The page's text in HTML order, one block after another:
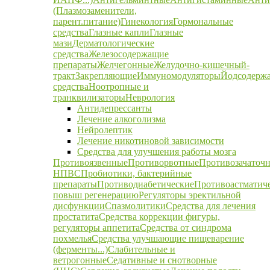
(Плазмозаменители,
парент.питание)ГинекологияГормональные
средстваГлазные каплиГлазные
мазиДерматологические
средстваЖелезосодержащие
препаратыЖелчегонныеЖелудочно-кишечный-
трактЗакрепляющиеИммуномодуляторы
средстваНоотропные и
транквилизаторыНеврология
Антидепрессанты
Лечение алкоголизма
Нейролептик
Лечение никотиновой зависимости
Средства для улучшения работы мозга
ПротивоязвенныеПротиворвотные
НПВСПробиотики, бактерийные
препаратыПротиводиабетические
повыш регенерациюРегуляторы эректильной
дисфункцииСпазмолитикиСредства для лечения
простатитаСредства коррекции фигуры,
регуляторы аппетитаСредства от синдрома
похмельяСредства улучшающие пищеварение
(ферменты...)Слабительные и
ветрогонныеСедативные и снотворные